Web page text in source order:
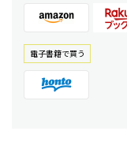
電⼦書籍で買う